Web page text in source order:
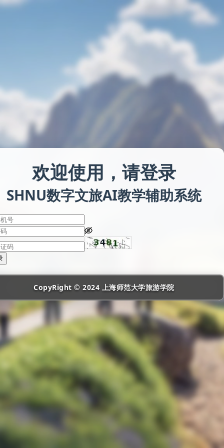
欢迎使用，请登录
SHNU数字文旅AI教学辅助系统
CopyRight © 2024 上海师范大学旅游学院